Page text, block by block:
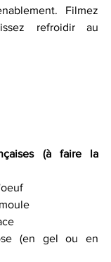
Filmez
refroidir au
(à faire la
(en gel ou en